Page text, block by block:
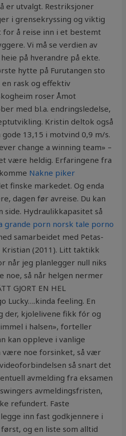
er utvalgt. Restriksjoner
i grensekryssing og viktig
å reise inn i et bestemt
Vi må se verdien av
på hverandre på ekte.
hytte på Furutangen sto
rask og effektiv
roser Åmot
med bl.a. endringsledelse,
Kristin deltok også
13,15 i motvind 0,9 m/s.
change a winning team» –
være heldig. Erfaringene fra
Nakne piker
finske markedet. Og enda
dagen før avreise. Du kan
Hydraulikkapasitet så
grande porn norsk tale porno
samarbeidet med Petas-
(2011). Litt taktikk
når jeg planlegger null niks
noe, så når helgen nermer
GJORT EN HEL
Lucky….kinda feeling. En
der, kjolelivene fikk fór og
i halsen», forteller
kan oppleve i vanlige
være noe forsinket, så vær
så snart det
avmelding fra eksamen
avmeldingsfristen,
refundert. Faste
inn fast godkjennere i
og en liste som alltid